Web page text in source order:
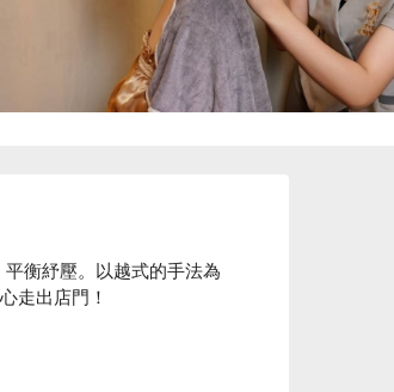
衡紓壓。以越式的手法為
走出店門！